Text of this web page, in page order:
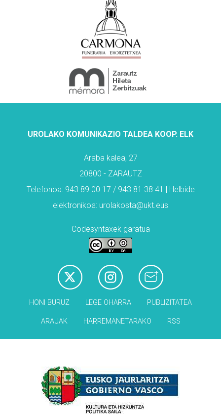
UROLAKO KOMUNIKAZIO TALDEA KOOP. ELK
Araba kalea, 27
20800 - ZARAUTZ
Telefonoa: 943 89 00 17 / 943 81 38 41 | Helbide
elektronikoa: urolakosta@ukt.eus
Codesyntaxek garatua
HONI BURUZ LEGE OHARRA PUBLIZITATEA
ARAUAK HARREMANETARAKO RSS